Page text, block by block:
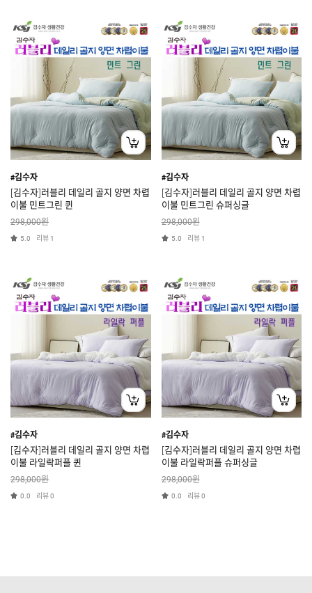
#김수자
[김수자]러블리 데일리 골지 양면 차렵
이불 민트그린 퀸
298,000원
5.0 리뷰 1
#김수자
[김수자]러블리 데일리 골지 양면 차렵
이불 민트그린 슈퍼싱글
298,000원
5.0 리뷰 1
#김수자
[김수자]러블리 데일리 골지 양면 차렵
이불 라일락퍼플 퀸
298,000원
0.0 리뷰0
#김수자
[김수자]러블리 데일리 골지 양면 차렵
이불 라일락퍼플 슈퍼싱글
298,000원
0.0 리뷰0